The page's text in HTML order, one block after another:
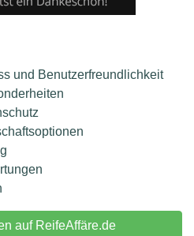
und Benutzerfreundlichkeit
auf ReifeAffäre.de